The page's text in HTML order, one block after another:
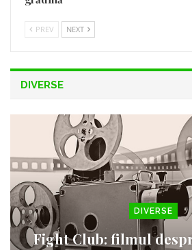
PREV NEXT
DIVERSE
DIVERSE
Fight Club: filmul